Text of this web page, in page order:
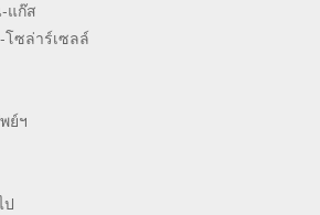
แก๊ส
ซล่าร์เซลล์
ย์ฯ
ป